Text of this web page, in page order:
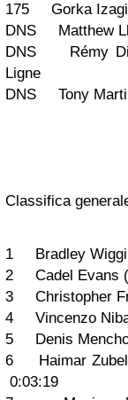
175 Gorka
DNS Matthew
DNS Rémy Di
Ligne
DNS Tony
Classifica
1 Bradley
2 Cadel Evans
3 Christopher
4 Vincenzo
5 Denis
6 Haimar
0:03:19